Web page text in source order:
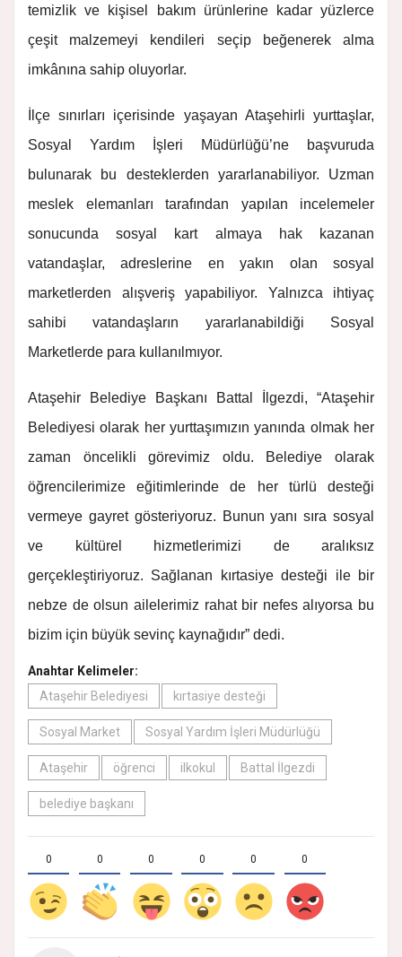
temizlik ve kişisel bakım ürünlerine kadar yüzlerce
çeşit malzemeyi kendileri seçip beğenerek alma
imkânına sahip oluyorlar.
İlçe sınırları içerisinde yaşayan Ataşehirli yurttaşlar,
Sosyal Yardım İşleri Müdürlüğü’ne başvuruda
bulunarak bu desteklerden yararlanabiliyor. Uzman
meslek elemanları tarafından yapılan incelemeler
sonucunda sosyal kart almaya hak kazanan
vatandaşlar, adreslerine en yakın olan sosyal
marketlerden alışveriş yapabiliyor. Yalnızca ihtiyaç
sahibi vatandaşların yararlanabildiği Sosyal
Marketlerde para kullanılmıyor.
Ataşehir Belediye Başkanı Battal İlgezdi, “Ataşehir
Belediyesi olarak her yurttaşımızın yanında olmak her
zaman öncelikli görevimiz oldu. Belediye olarak
öğrencilerimize eğitimlerinde de her türlü desteği
vermeye gayret gösteriyoruz. Bunun yanı sıra sosyal
ve kültürel hizmetlerimizi de aralıksız
gerçekleştiriyoruz. Sağlanan kırtasiye desteği ile bir
nebze de olsun ailelerimiz rahat bir nefes alıyorsa bu
bizim için büyük sevinç kaynağıdır” dedi.
Anahtar Kelimeler:
Ataşehir Belediyesi
kırtasiye desteği
Sosyal Market Sosyal Yardım İşleri Müdürlüğü
Ataşehir öğrenci ilkokul Battal İlgezdi
belediye başkanı
0 0 0 0 0 0